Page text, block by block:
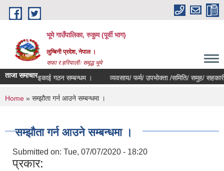
Skip to main content
भूमे गाउँपालिका, रुकुम (पूर्वी भाग)
लुम्बिनी प्रदेश, नेपाल ।
सफा र हरियालीः समृद्ध भूमे
ताजा समाचार
खरिद इकाई गठन सम्बन्धम । व्यवसाय/ फर्म/ उपभोक्ता /समिति/ समुह/ सहकारी
You are here
Home » सम्झौता गर्न आउने सम्बन्धमा ।
सम्झौता गर्न आउने सम्बन्धमा ।
Submitted on: Tue, 07/07/2020 - 18:20
प्रकार: